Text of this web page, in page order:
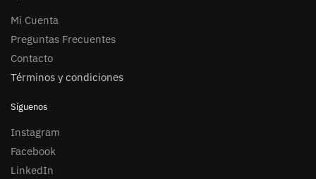
Mi Cuenta
Preguntas Frecuentes
Contacto
Términos y condiciones
Síguenos
Instagram
Facebook
LinkedIn